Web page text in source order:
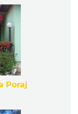
Poraj